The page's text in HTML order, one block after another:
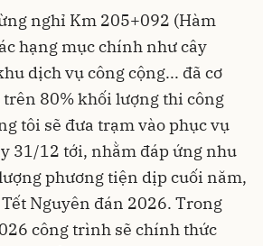
nghỉ Km 205+092 (Hàm
hạng mục chính như cây
dịch vụ công cộng... đã cơ
80% khối lượng thi công
tôi sẽ đưa trạm vào phục vụ
31/12 tới, nhằm đáp ứng nhu
phương tiện dịp cuối năm,
Nguyên đán 2026. Trong
công trình sẽ chính thức